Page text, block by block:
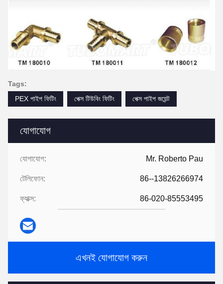
যোগাযোগ
যোগাযোগ: Mr. Roberto Pau
টেলিফোন: 86--13826266974
ফ্যাক্স: 86-020-85553495
এখনই যোগাযোগ করুন
Tags:
PEX পাইপ ফিটিং
পেক্স টিউবিং ফিটিং পেক্স পাইপ জয়েন্ট